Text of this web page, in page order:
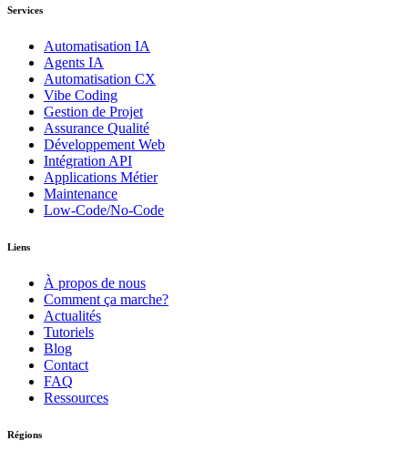
Services
Automatisation IA
Agents IA
Automatisation CX
Vibe Coding
Gestion de Projet
Assurance Qualité
Développement Web
Intégration API
Applications Métier
Maintenance
Low-Code/No-Code
Liens
À propos de nous
Comment ça marche?
Actualités
Tutoriels
Blog
Contact
FAQ
Ressources
Régions